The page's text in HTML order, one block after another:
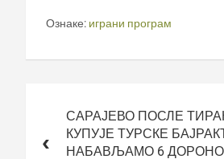
Ознаке: играни програм
чланкаСАРАЈЕВО ПОСЛЕ
КУПУЈЕ ТУРСКЕ
НАБАВЉАМО 6